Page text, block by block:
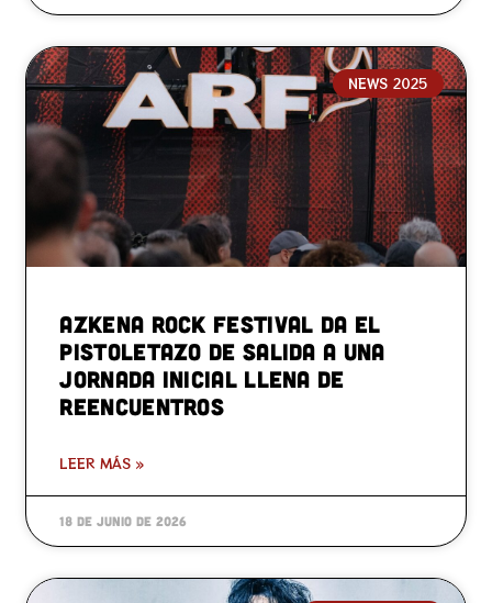
NEWS 2025
Azkena Rock Festival da el
pistoletazo de salida a una
jornada inicial llena de
reencuentros
LEER MÁS »
18 de junio de 2026